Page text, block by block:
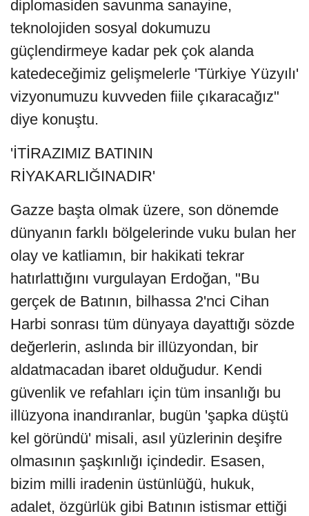
diplomasiden savunma sanayine,
teknolojiden sosyal dokumuzu
güçlendirmeye kadar pek çok alanda
katedeceğimiz gelişmelerle 'Türkiye Yüzyılı'
vizyonumuzu kuvveden fiile çıkaracağız"
diye konuştu.
'İTİRAZIMIZ BATININ
RİYAKARLIĞINADIR'
Gazze başta olmak üzere, son dönemde
dünyanın farklı bölgelerinde vuku bulan her
olay ve katliamın, bir hakikati tekrar
hatırlattığını vurgulayan Erdoğan, "Bu
gerçek de Batının, bilhassa 2'nci Cihan
Harbi sonrası tüm dünyaya dayattığı sözde
değerlerin, aslında bir illüzyondan, bir
aldatmacadan ibaret olduğudur. Kendi
güvenlik ve refahları için tüm insanlığı bu
illüzyona inandıranlar, bugün 'şapka düştü
kel göründü' misali, asıl yüzlerinin deşifre
olmasının şaşkınlığı içindedir. Esasen,
bizim milli iradenin üstünlüğü, hukuk,
adalet, özgürlük gibi Batının istismar ettiği